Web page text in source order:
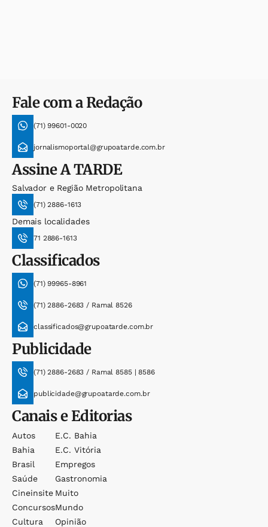
Fale com a Redação
(71) 99601-0020
jornalismoportal@grupoatarde.com.br
AssineA TARDE
Salvador e Região Metropolitana
(71) 2886-1613
Demais localidades
71 2886-1613
Classificados
(71) 99965-8961
(71) 2886-2683 / Ramal 8526
classificados@grupoatarde.com.br
Publicidade
(71) 2886-2683 / Ramal 8585 | 8586
publicidade@grupoatarde.com.br
Canais e Editorias
Autos
Bahia
Brasil
Saúde
Cineinsite
Concursos
Cultura
E.c. Bahia
E.c. Vitória
Empregos
Gastronomia
Muito
Mundo
Opinião